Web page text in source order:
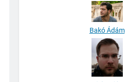
Bakó Ádám